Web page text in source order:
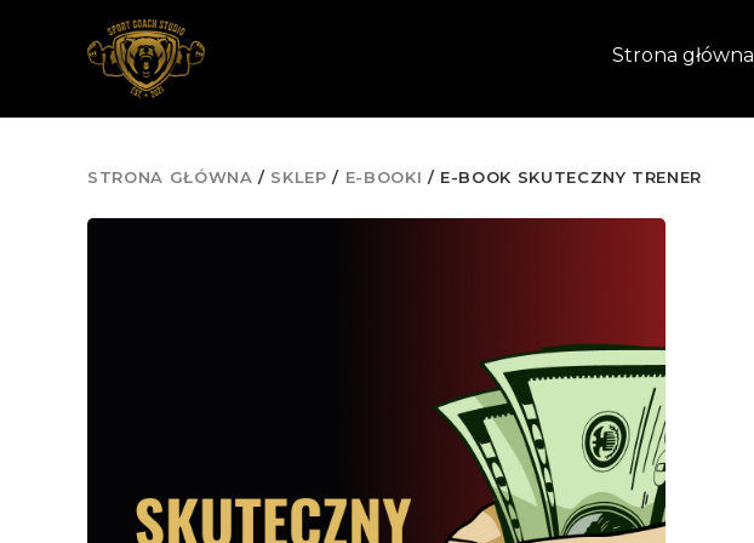
Strona główna
STRONA GŁÓWNA / SKLEP / E-BOOKI / E-BOOK SKUTECZNY TRENER